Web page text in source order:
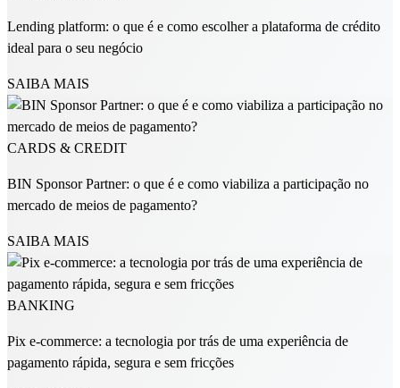
Lending platform: o que é e como escolher a plataforma de crédito
ideal para o seu negócio
SAIBA MAIS
CARDS & CREDIT
BIN Sponsor Partner: o que é e como viabiliza a participação no
mercado de meios de pagamento?
SAIBA MAIS
BANKING
Pix e-commerce: a tecnologia por trás de uma experiência de
pagamento rápida, segura e sem fricções